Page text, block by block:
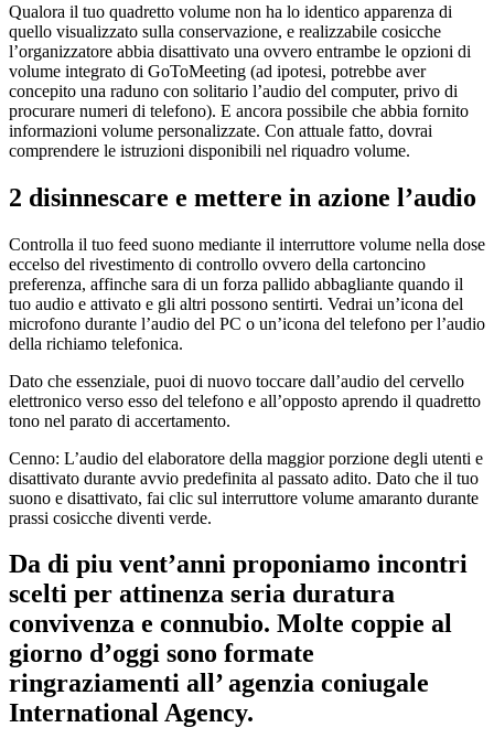
Qualora il tuo quadretto volume non ha lo identico apparenza di
quello visualizzato sulla conservazione, e realizzabile cosicche
l’organizzatore abbia disattivato una ovvero entrambe le opzioni di
volume integrato di GoToMeeting (ad ipotesi, potrebbe aver
concepito una raduno con solitario l’audio del computer, privo di
procurare numeri di telefono). E ancora possibile che abbia fornito
informazioni volume personalizzate. Con attuale fatto, dovrai
comprendere le istruzioni disponibili nel riquadro volume.
2 disinnescare e mettere in azione l’audio
Controlla il tuo feed suono mediante il interruttore volume nella dose
eccelso del rivestimento di controllo ovvero della cartoncino
preferenza, affinche sara di un forza pallido abbagliante quando il
tuo audio e attivato e gli altri possono sentirti. Vedrai un’icona del
microfono durante l’audio del PC o un’icona del telefono per l’audio
della richiamo telefonica.
Dato che essenziale, puoi di nuovo toccare dall’audio del cervello
elettronico verso esso del telefono e all’opposto aprendo il quadretto
tono nel parato di accertamento.
Cenno: L’audio del elaboratore della maggior porzione degli utenti e
disattivato durante avvio predefinita al passato adito. Dato che il tuo
suono e disattivato, fai clic sul interruttore volume amaranto durante
prassi cosicche diventi verde.
Da di piu vent’anni proponiamo incontri
scelti per attinenza seria duratura
convivenza e connubio. Molte coppie al
giorno d’oggi sono formate
ringraziamenti all’ agenzia coniugale
International Agency.